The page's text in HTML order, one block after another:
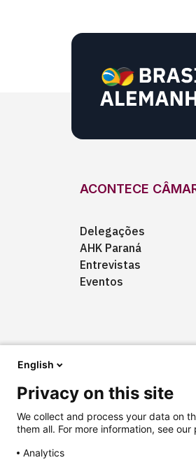
ACONTECE
Delegações
AHK Paraná
Entrevistas
Eventos
Quem somosAnuncie
English
Privacy on this site
We collect and process your data on
them all. For more information, see
Analytics